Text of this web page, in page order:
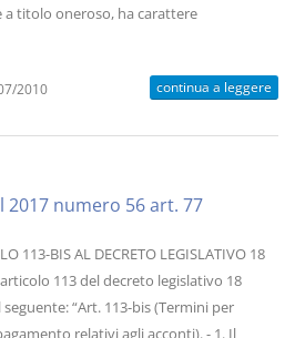
a titolo oneroso, ha carattere
2010 continua a leggere
2017 numero 56 art. 77
113-BIS AL DECRETO LEGISLATIVO 18
113 del decreto legislativo 18
“Art. 113-bis (Termini per
relativi agli acconti). - 1. Il